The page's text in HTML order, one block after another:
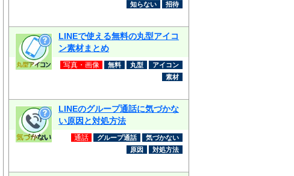
知らない
招待
LINEで使える無料の丸型アイコ
ン素材まとめ
写真・画像 無料 丸型
アイコン
素材
LINEのグループ通話に気づかな
い原因と対処方法
通話 グループ通話
気づかない
原因
対処方法